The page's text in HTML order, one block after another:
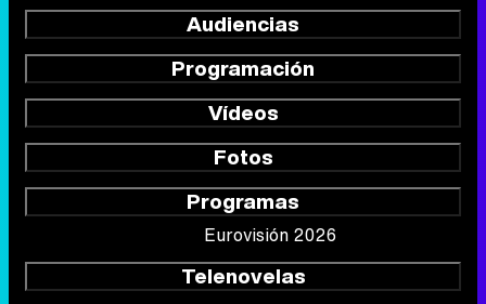
Audiencias
Programación
Vídeos
Fotos
Programas
Eurovisión 2026
Telenovelas